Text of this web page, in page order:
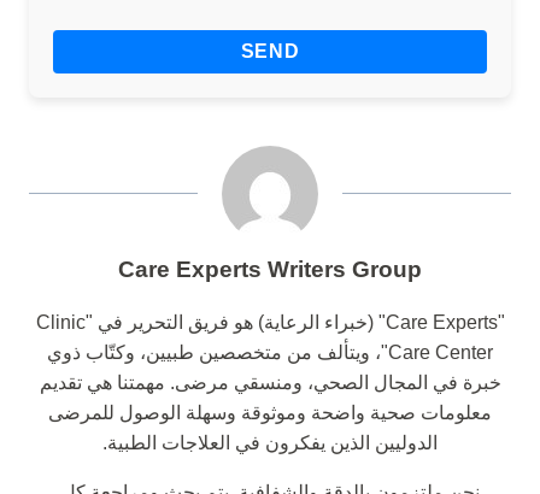
Care Experts Writers Group
"Care Experts" (خبراء الرعاية) هو فريق التحرير في "Clinic
Care Center"، ويتألف من متخصصين طبيين، وكتّاب ذوي
خبرة في المجال الصحي، ومنسقي مرضى. مهمتنا هي تقديم
معلومات صحية واضحة وموثوقة وسهلة الوصول للمرضى
الدوليين الذين يفكرون في العلاجات الطبية.